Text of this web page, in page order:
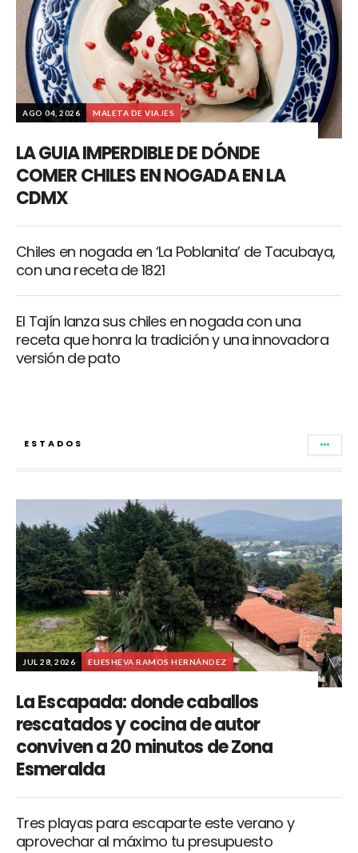
AGO 04, 2026 MALETA DE VIAJES
LA GUIA IMPERDIBLE DE DÓNDE
COMER CHILES EN NOGADA EN LA
CDMX
Chiles en nogada en ‘La Poblanita’ de Tacubaya,
con una receta de 1821
El Tajín lanza sus chiles en nogada con una
receta que honra la tradición y una innovadora
versión de pato
ESTADOS
JUL 28, 2026 ELIESHEVA RAMOS HERNÁNDEZ
La Escapada: donde caballos
rescatados y cocina de autor
conviven a 20 minutos de Zona
Esmeralda
Tres playas para escaparte este verano y
aprovechar al máximo tu presupuesto